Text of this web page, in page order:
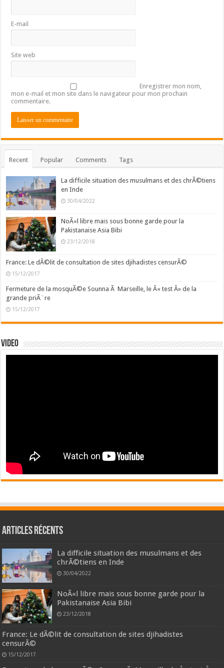
E-mail
Site web
Enregistrer mon nom,
mon e-mail et mon site dans le navigateur pour mon prochain
commentaire.
Recent Popular Comments Tags
La difficile situation des musulmans et des chrÃ©tiens
en Inde
30/04/2022
NoÃ«l libre mais sous bonne garde pour la
Pakistanaise Asia Bibi
23/12/2018
France: Le dÃ©lit de consultation de sites djihadistes censurÃ©
15/12/2017
Fermeture de la mosquÃ©e Sounna Ã Marseille, le Â« test Â» de la
grande priÃ¨re
15/12/2017
Video
Articles récents
La difficile situation des musulmans et des
chrÃ©tiens en Inde
30/04/2022
NoÃ«l libre mais sous bonne garde pour la
Pakistanaise Asia Bibi
23/12/2018
France: Le dÃ©lit de consultation de sites djihadistes
censurÃ©
15/12/2017